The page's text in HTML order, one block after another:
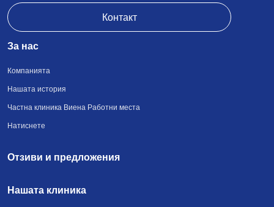
Контакт
За нас
Компанията
Нашата история
Частна клиника Виена Работни места
Натиснете
Отзиви и предложения
Нашата клиника